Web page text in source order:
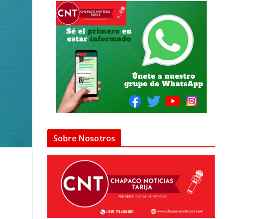
Sobre Nosotros